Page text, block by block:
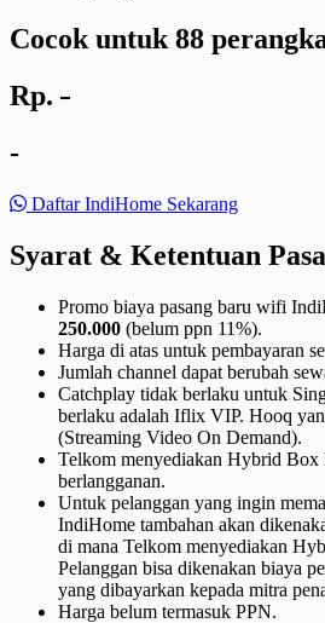
Cocok untuk 88
Rp. -
-
Daftar IndiHome Sekarang
Syarat & Ketentuan
Promo biaya pasang baru wifi
250.000 (belum ppn 11%).
Harga di atas untuk pembayaran
Jumlah channel dapat berubah
Catchplay tidak berlaku untuk
berlaku adalah Iflix VIP. Hooq
(Streaming Video On Demand).
Telkom menyediakan Hybrid Box
berlangganan.
Untuk pelanggan yang ingin
IndiHome tambahan akan
di mana Telkom menyediakan
Pelanggan bisa dikenakan biaya
yang dibayarkan kepada mitra
Harga belum termasuk PPN.